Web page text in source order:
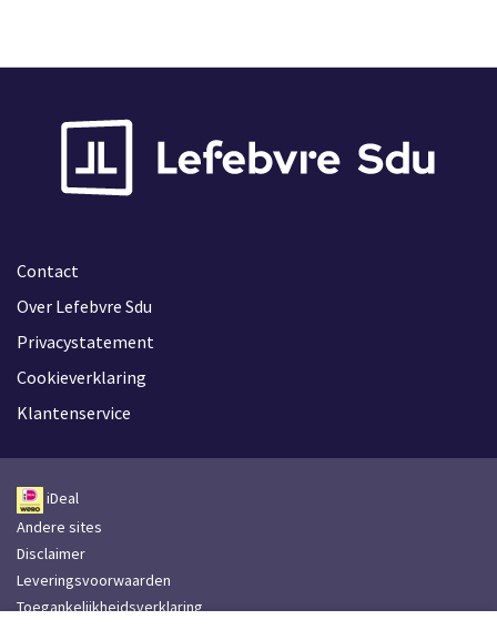
Contact
Over Lefebvre Sdu
Privacystatement
Cookieverklaring
Klantenservice
iDeal
Andere sites
Disclaimer
Leveringsvoorwaarden
Toegankelijkheidsverklaring